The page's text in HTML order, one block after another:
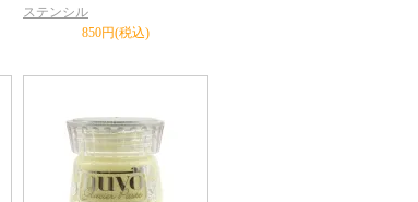
ステンシル
850円(税込)